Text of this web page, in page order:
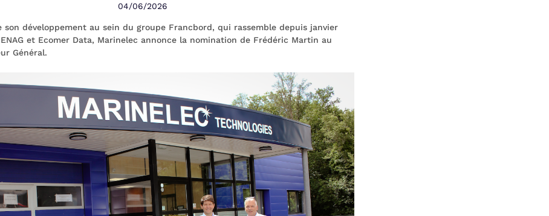
04/06/2026
son développement au sein du groupe Francbord, qui rassemble depuis janvier
et Ecomer Data, Marinelec annonce la nomination de Frédéric Martin au
Général.